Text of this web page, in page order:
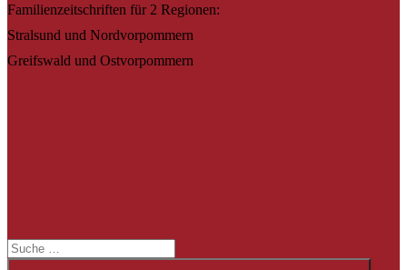
Familienzeitschriften für 2 Regionen:
Stralsund und Nordvorpommern
Greifswald und Ostvorpommern